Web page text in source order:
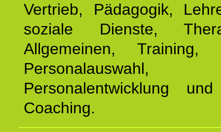
Vertrieb, Pädagogik,
soziale Dienste,
Allgemeinen, Training,
Personalauswahl,
Personalentwicklung
Coaching.